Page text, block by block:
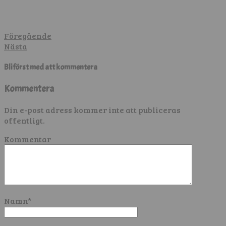
Föregående
Nästa
Bli först med att kommentera
Kommentera
Din e-post adress kommer inte att publiceras
offentligt.
Kommentar
Namn*